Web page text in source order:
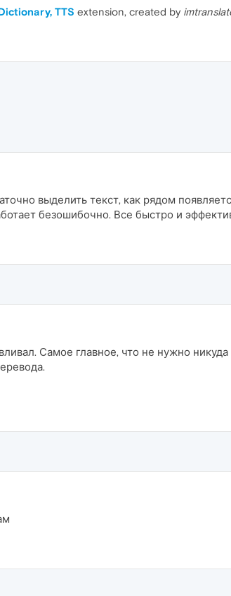
TTS extension, created by
выделить текст, как рядом
безошибочно. Все быстро и
Самое главное, что не нужно